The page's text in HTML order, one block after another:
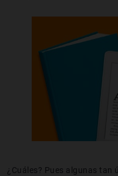
¿Cuáles? Pues algunas tan